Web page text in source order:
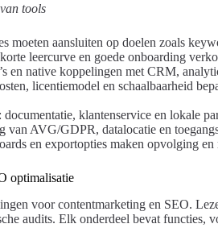
tools
moeten aansluiten op doelen zoals
leercurve en goede onboarding
en native koppelingen met CRM,
licentiemodel en schaalbaarheid
klantenservice en lokale
AVG/GDPR, datalocatie en
en exportopties maken opvolging
optimalisatie
voor contentmarketing en SEO.
audits. Elk onderdeel bevat functies,